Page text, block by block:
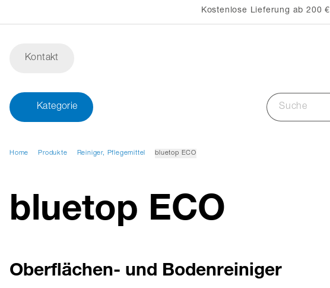
Kostenlose Lieferung ab 200 €
Kontakt
Kategorie
Home Produkte Reiniger, Pflegemittel bluetop ECO
bluetop ECO
Oberflächen- und Bodenreiniger